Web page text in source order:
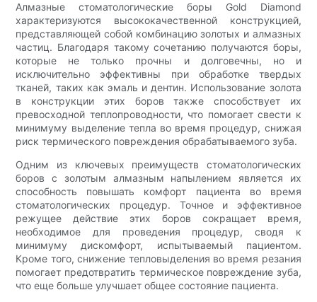
Алмазные стоматологические боры Gold Diamond
характеризуются высококачественной конструкцией,
представляющей собой комбинацию золотых и алмазных
частиц. Благодаря такому сочетанию получаются боры,
которые не только прочны и долговечны, но и
исключительно эффективны при обработке твердых
тканей, таких как эмаль и дентин. Использование золота
в конструкции этих боров также способствует их
превосходной теплопроводности, что помогает свести к
минимуму выделение тепла во время процедур, снижая
риск термического повреждения обрабатываемого зуба.
Одним из ключевых преимуществ стоматологических
боров с золотым алмазным напылением является их
способность повышать комфорт пациента во время
стоматологических процедур. Точное и эффективное
режущее действие этих боров сокращает время,
необходимое для проведения процедур, сводя к
минимуму дискомфорт, испытываемый пациентом.
Кроме того, снижение тепловыделения во время резания
помогает предотвратить термическое повреждение зуба,
что еще больше улучшает общее состояние пациента.